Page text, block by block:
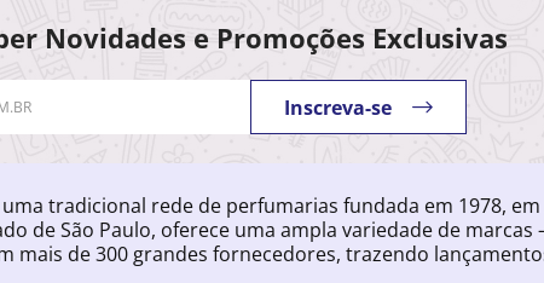
Novidades e Promoções Exclusivas
Inscreva-se
tradicional rede de perfumarias fundada em 1978, em
de São Paulo, oferece uma ampla variedade de
mais de 300 grandes fornecedores, trazendo